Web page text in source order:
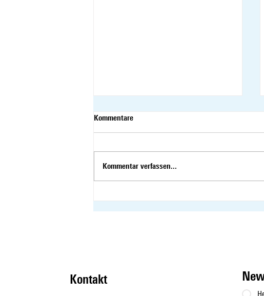
gemeinsam mit Benjamin
Kommentare
Kommentar verfassen...
Kontakt